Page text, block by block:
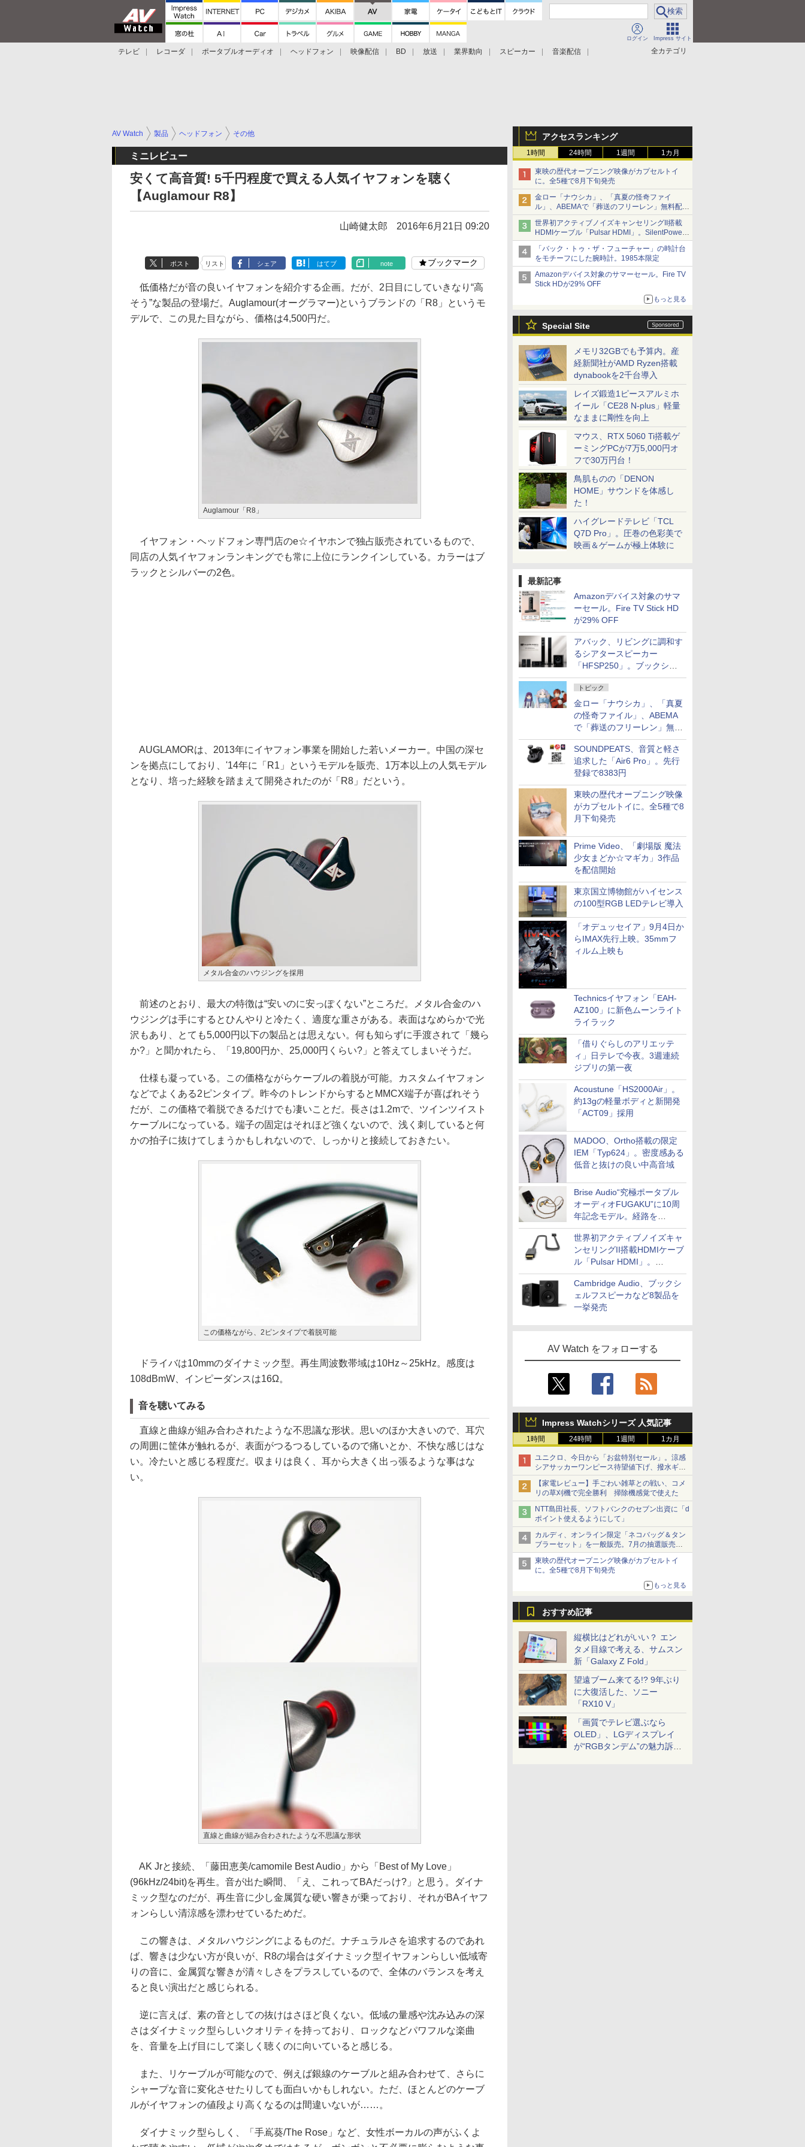
ログイン Impress サイト
全カテゴリ
テレビ レコーダ ポータブルオーディオ ヘッドフォン 映像配信 BD 放送 業界動向 スピーカー
音楽配信
アクセスランキング
1時間 24時間 1週間 1カ月
東映の歴代オープニング映像がカプセルトイ
に。全5種で8月下旬発売
金ロー「ナウシカ」、「真夏の怪奇ファイ
ル」、ABEMAで「葬送のフリーレン」無料配信
など。夏の特番・配信情報
世界初アクティブノイズキャンセリングII搭載
HDMIケーブル「Pulsar HDMI」。SilentPower
から
「バック・トゥ・ザ・フューチャー」の時計台
をモチーフにした腕時計。1985本限定
Amazonデバイス対象のサマーセール。Fire TV
Stick HDが29% OFF
もっと見る
Special Site
メモリ32GBでも予算内。産
経新聞社がAMD Ryzen搭載
dynabookを2千台導入
レイズ鍛造1ピースアルミホ
イール「CE28 N-plus」軽量
なままに剛性を向上
マウス、RTX 5060 Ti搭載ゲ
ーミングPCが7万5,000円オ
フで30万円台！
鳥肌ものの「DENON
HOME」サウンドを体感し
た！
ハイグレードテレビ「TCL
Q7D Pro」。圧巻の色彩美で
映画＆ゲームが極上体験に
最新記事
Amazonデバイス対象のサマ
ーセール。Fire TV Stick HD
が29% OFF
アバック、リビングに調和す
るシアタースピーカー
「HFSP250」。ブックシェ
ルフはペア3万円以下
トピック
金ロー「ナウシカ」、「真夏
の怪奇ファイル」、ABEMA
で「葬送のフリーレン」無料
配信など。夏の特番・配信情
報
SOUNDPEATS、音質と軽さ
追求した「Air6 Pro」。先行
登録で8383円
東映の歴代オープニング映像
がカプセルトイに。全5種で8
月下旬発売
Prime Video、「劇場版 魔法
少女まどか☆マギカ」3作品
を配信開始
東京国立博物館がハイセンス
の100型RGB LEDテレビ導入
「オデュッセイア」9月4日か
らIMAX先行上映。35mmフ
ィルム上映も
Technicsイヤフォン「EAH-
AZ100」に新色ムーンライト
ライラック
「借りぐらしのアリエッテ
ィ」日テレで今夜。3週連続
ジブリの第一夜
Acoustune「HS2000Air」。
約13gの軽量ボディと新開発
「ACT09」採用
MADOO、Ortho搭載の限定
IEM「Typ624」。密度感ある
低音と抜けの良い中高音域
Brise Audio“究極ポータブル
オーディオFUGAKU”に10周
年記念モデル。経路を
NISHIKIで統一。400万円
世界初アクティブノイズキャ
ンセリングII搭載HDMIケーブ
ル「Pulsar HDMI」。
SilentPowerから
Cambridge Audio、ブックシ
ェルフスピーカなど8製品を
一挙発売
AV Watch をフォローする
Impress Watchシリーズ 人気記事
1時間 24時間 1週間 1カ月
ユニクロ、今日から「お盆特別セール」。涼感
シアサッカーワンピース待望値下げ、撥水ギア
ショーツは1990円に
【家電レビュー】手ごわい雑草との戦い、コメ
リの草刈機で完全勝利 掃除機感覚で使えた
NTT島田社長、ソフトバンクのセブン出資に「d
ポイント使えるようにして」
カルディ、オンライン限定「ネコバッグ＆タン
ブラーセット」を一般販売。7月の抽選販売の
当選無効分
東映の歴代オープニング映像がカプセルトイ
に。全5種で8月下旬発売
もっと見る
おすすめ記事
縦横比はどれがいい？ エン
タメ目線で考える、サムスン
新「Galaxy Z Fold」
望遠ブーム来てる!? 9年ぶり
に大復活した、ソニー
「RX10 V」
「画質でテレビ選ぶなら
OLED」、LGディスプレイ
が“RGBタンデム”の魅力訴
AV Watch 製品 ヘッドフォン その他
ミニレビュー
安くて高音質! 5千円程度で買える人気イヤフォンを聴く
【Auglamour R8】
山崎健太郎 2016年6月21日 09:20
ポスト リスト シェア はてブ note ブックマーク
低価格だが音の良いイヤフォンを紹介する企画。だが、2日目にしていきなり“高
そう”な製品の登場だ。Auglamour(オーグラマー)というブランドの「R8」というモ
デルで、この見た目ながら、価格は4,500円だ。
Auglamour「R8」
イヤフォン・ヘッドフォン専門店のe☆イヤホンで独占販売されているもので、
同店の人気イヤフォンランキングでも常に上位にランクインしている。カラーはブ
ラックとシルバーの2色。
AUGLAMORは、2013年にイヤフォン事業を開始した若いメーカー。中国の深セ
ンを拠点にしており、'14年に「R1」というモデルを販売、1万本以上の人気モデル
となり、培った経験を踏まえて開発されたのが「R8」だという。
メタル合金のハウジングを採用
前述のとおり、最大の特徴は“安いのに安っぽくない”ところだ。メタル合金のハ
ウジングは手にするとひんやりと冷たく、適度な重さがある。表面はなめらかで光
沢もあり、とても5,000円以下の製品とは思えない。何も知らずに手渡されて「幾ら
か?」と聞かれたら、「19,800円か、25,000円くらい?」と答えてしまいそうだ。
仕様も凝っている。この価格ながらケーブルの着脱が可能。カスタムイヤフォン
などでよくある2ピンタイプ。昨今のトレンドからするとMMCX端子が喜ばれそう
だが、この価格で着脱できるだけでも凄いことだ。長さは1.2mで、ツインツイスト
ケーブルになっている。端子の固定はそれほど強くないので、浅く刺していると何
かの拍子に抜けてしまうかもしれないので、しっかりと接続しておきたい。
この価格ながら、2ピンタイプで着脱可能
ドライバは10mmのダイナミック型。再生周波数帯域は10Hz～25kHz。感度は
108dBmW、インピーダンスは16Ω。
音を聴いてみる
直線と曲線が組み合わされたような不思議な形状。思いのほか大きいので、耳穴
の周囲に筐体が触れるが、表面がつるつるしているので痛いとか、不快な感じはな
い。冷たいと感じる程度だ。収まりは良く、耳から大きく出っ張るような事はな
い。
直線と曲線が組み合わされたような不思議な形状
AK Jrと接続、「藤田恵美/camomile Best Audio」から「Best of My Love」
(96kHz/24bit)を再生。音が出た瞬間、「え、これってBAだっけ?」と思う。ダイナ
ミック型なのだが、再生音に少し金属質な硬い響きが乗っており、それがBAイヤフ
ォンらしい清涼感を漂わせているためだ。
この響きは、メタルハウジングによるものだ。ナチュラルさを追求するのであれ
ば、響きは少ない方が良いが、R8の場合はダイナミック型イヤフォンらしい低域寄
りの音に、金属質な響きが清々しさをプラスしているので、全体のバランスを考え
ると良い演出だと感じられる。
逆に言えば、素の音としての抜けはさほど良くない。低域の量感や沈み込みの深
さはダイナミック型らしいクオリティを持っており、ロックなどパワフルな楽曲
を、音量を上げ目にして楽しく聴くのに向いていると感じる。
また、リケーブルが可能なので、例えば銀線のケーブルと組み合わせて、さらに
シャープな音に変化させたりしても面白いかもしれない。ただ、ほとんどのケーブ
ルがイヤフォンの値段より高くなるのは間違いないが……。
ダイナミック型らしく、「手嶌葵/The Rose」など、女性ボーカルの声がふくよ